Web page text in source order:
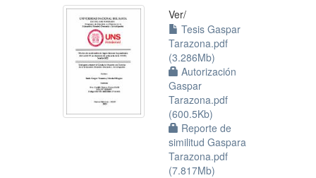
Ver/
Tesis Gaspar
Tarazona.pdf
(3.286Mb)
Autorización
Gaspar
Tarazona.pdf
(600.5Kb)
Reporte de
similitud Gaspara
Tarazona.pdf
(7.817Mb)